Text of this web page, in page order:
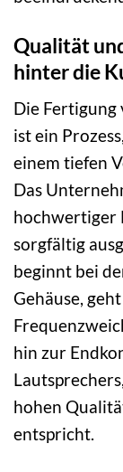
Qualität
hinter die
Die
ist ein
einem tiefen
Das
hochwertiger
sorgfältig
beginnt bei
Gehäuse,
hin zur
hohen
entspricht.